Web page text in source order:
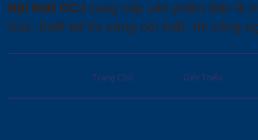
Nội thất CCJ cung cấp sản phẩm Bản lề
trúc, thiết kế thi công nội thất, thi công
Trang Chủ Giới Thiệu